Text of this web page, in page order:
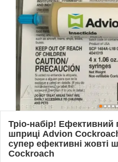
Тріо-набір! Ефективний
шприці Advion
супер ефективні жовті
Cockroach